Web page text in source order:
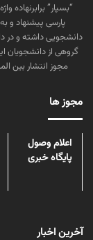
پارسی پیشنهاد و
دانشجویی داشته و در
مجوز انتشار بین
مجوز ها
اعلام وصول
پایگاه خبری
آخرین اخبار